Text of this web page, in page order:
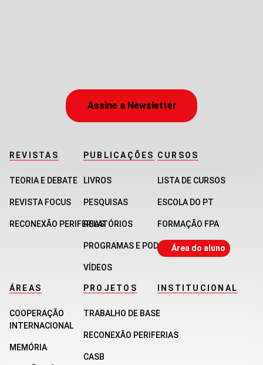
Assine a Newsletter
REVISTAS
TEORIA E DEBATE
REVISTA FOCUS
RECONEXÃO PERIFERIAS
PUBLICAÇÕES
LIVROS
PESQUISAS
RELATÓRIOS
PROGRAMAS E PODCASTS
VÍDEOS
CURSOS
LISTA DE CURSOS
ESCOLA DO PT
FORMAÇÃO FPA
Área do aluno
ÁREAS
COOPERAÇÃO
INTERNACIONAL
MEMÓRIA
PROJETOS
TRABALHO DE BASE
RECONEXÃO PERIFERIAS
CASB
INSTITUCIONAL